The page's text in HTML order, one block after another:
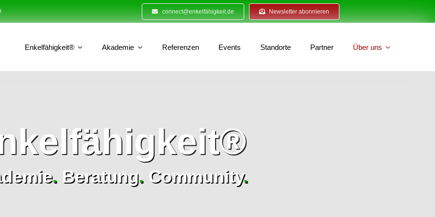
connect@enkelfähigkeit.de Newsletter abonnieren
Enkelfähigkeit® Akademie Referenzen Events Standorte Partner Über uns
.Beratung.Community.